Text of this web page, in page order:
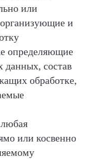
или
и
определяющие
данных, состав
обработке,
или косвенно